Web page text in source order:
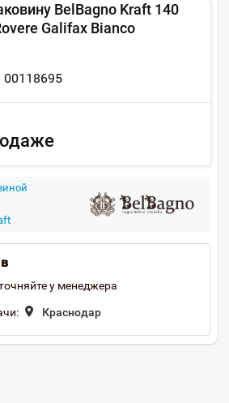
BelBagno Kraft 140
Galifax Bianco
00118695
у менеджера
Краснодар